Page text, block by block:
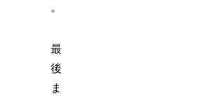
。
最
後
ま